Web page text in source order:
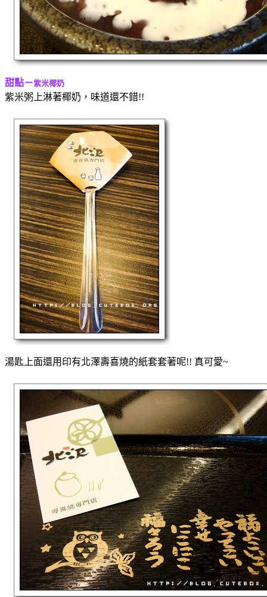
甜點－紫米椰奶
紫米粥上淋著椰奶，味道還不錯!!
湯匙上面還用印有北澤壽喜燒的紙套套著呢!! 真可愛~